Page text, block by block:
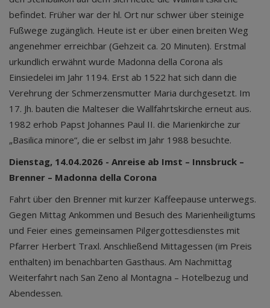
befindet. Früher war der hl. Ort nur schwer über steinige
Fußwege zugänglich. Heute ist er über einen breiten Weg
angenehmer erreichbar (Gehzeit ca. 20 Minuten). Erstmal
urkundlich erwähnt wurde Madonna della Corona als
Einsiedelei im Jahr 1194. Erst ab 1522 hat sich dann die
Verehrung der Schmerzensmutter Maria durchgesetzt. Im
17. Jh. bauten die Malteser die Wallfahrtskirche erneut aus.
1982 erhob Papst Johannes Paul II. die Marienkirche zur
„Basilica minore“, die er selbst im Jahr 1988 besuchte.
Dienstag, 14.04.2026 - Anreise ab Imst – Innsbruck –
Brenner – Madonna della Corona
Fahrt über den Brenner mit kurzer Kaffeepause unterwegs.
Gegen Mittag Ankommen und Besuch des Marienheiligtums
und Feier eines gemeinsamen Pilgergottesdienstes mit
Pfarrer Herbert Traxl. Anschließend Mittagessen (im Preis
enthalten) im benachbarten Gasthaus. Am Nachmittag
Weiterfahrt nach San Zeno al Montagna – Hotelbezug und
Abendessen.